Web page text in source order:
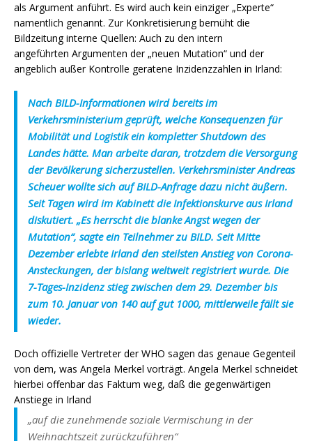
als Argument anführt. Es wird auch kein einziger „Experte“
namentlich genannt. Zur Konkretisierung bemüht die
Bildzeitung interne Quellen: Auch zu den intern
angeführten Argumenten der „neuen Mutation“ und der
angeblich außer Kontrolle geratene Inzidenzzahlen in Irland:
Nach BILD-Informationen wird bereits im
Verkehrsministerium geprüft, welche Konsequenzen für
Mobilität und Logistik ein kompletter Shutdown des
Landes hätte. Man arbeite daran, trotzdem die Versorgung
der Bevölkerung sicherzustellen. Verkehrsminister Andreas
Scheuer wollte sich auf BILD-Anfrage dazu nicht äußern.
Seit Tagen wird im Kabinett die Infektionskurve aus Irland
diskutiert. „Es herrscht die blanke Angst wegen der
Mutation“, sagte ein Teilnehmer zu BILD. Seit Mitte
Dezember erlebte Irland den steilsten Anstieg von Corona-
Ansteckungen, der bislang weltweit registriert wurde. Die
7-Tages-Inzidenz stieg zwischen dem 29. Dezember bis
zum 10. Januar von 140 auf gut 1000, mittlerweile fällt sie
wieder.
Doch offizielle Vertreter der WHO sagen das genaue Gegenteil
von dem, was Angela Merkel vorträgt. Angela Merkel schneidet
hierbei offenbar das Faktum weg, daß die gegenwärtigen
Anstiege in Irland
„auf die zunehmende soziale Vermischung in der
Weihnachtszeit zurückzuführen“